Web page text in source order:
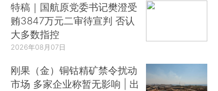
特稿｜国航原党委书记樊澄受
贿3847万元二审待宣判 否认
大多数指控
2026年08月07日
刚果（金）铜钴精矿禁令扰动
市场 多家企业称暂无影响 | 出